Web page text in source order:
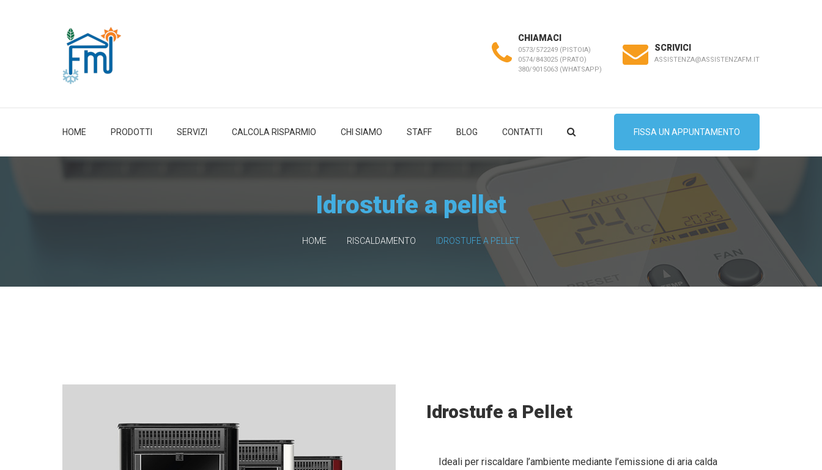
CHIAMACI
0573/572249 (PISTOIA)
0574/843025 (PRATO)
380/9015063 (WHATSAPP)
SCRIVICI
ASSISTENZA@ASSISTENZAFM.IT
HOME PRODOTTI SERVIZI CALCOLA RISPARMIO CHI SIAMO STAFF BLOG CONTATTI FISSA UN APPUNTAMENTO
Idrostufe a pellet
HOME RISCALDAMENTO IDROSTUFE A PELLET
Idrostufe a Pellet
Ideali per riscaldare l’ambiente mediante l’emissione di aria calda